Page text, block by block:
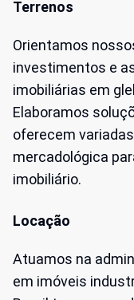
Terrenos
Orientamos
investimentos e
imobiliárias em
Elaboramos
oferecem
mercadológica
imobiliário.
Locação
Atuamos na
em imóveis